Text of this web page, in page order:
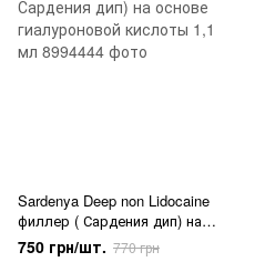
Sardenya Deep non Lidocaine
филлер ( Сардения дип) на
основе гиалуроновой
кислоты 1,1 мл
750 грн/шт. 770 грн